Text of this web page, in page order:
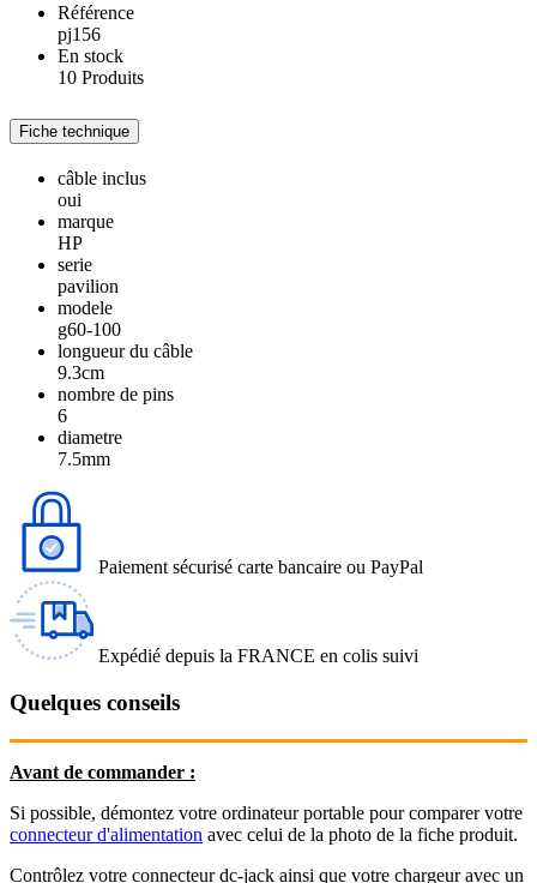
Référence
pj156
En stock
10 Produits
Fiche technique
câble inclus
oui
marque
HP
serie
pavilion
modele
g60-100
longueur du câble
9.3cm
nombre de pins
6
diametre
7.5mm
Paiement sécurisé carte bancaire ou PayPal
Expédié depuis la FRANCE en colis suivi
Quelques conseils
Avant de commander :
Si possible, démontez votre ordinateur portable pour comparer votre
connecteur d'alimentation avec celui de la photo de la fiche produit.
Contrôlez votre connecteur dc-jack ainsi que votre chargeur avec un